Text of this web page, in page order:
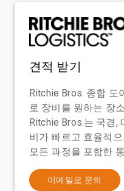
견적 받기
Ritchie Bros. 종합 도
로 장비를 원하는 장
Ritchie Bros.는 국경,
비가 빠르고 효율적
모든 과정을 포함한
이메일로 문의